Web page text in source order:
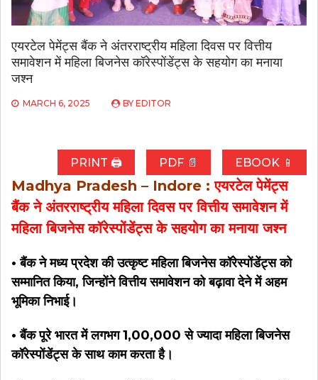
एयरटेल पेमेंट्स बैंक ने अंतरराष्ट्रीय महिला दिवस पर वित्तीय
समावेशन में महिला बिजनेस कॉरेस्पोंडेंट्स के सहयोग का मनाया
जश्न
MARCH 6, 2025 BY EDITOR
PRINT 🖨 PDF 📄 EBOOK 📱
Madhya Pradesh – Indore : एयरटेल पेमेंट्स
बैंक ने अंतरराष्ट्रीय महिला दिवस पर वित्तीय समावेशन में
महिला बिजनेस कॉरेस्पोंडेंट्स के सहयोग का मनाया जश्न
• बैंक ने मध्य प्रदेश की उत्कृष्ट महिला बिजनेस कॉरेस्पोंडेंट्स को
सम्मानित किया, जिन्होंने वित्तीय समावेशन को बढ़ावा देने में अहम
भूमिका निभाई।
• बैंक पूरे भारत में लगभग 1,00,000 से ज्यादा महिला बिजनेस
कॉरेस्पोंडेंट्स के साथ काम करता है।